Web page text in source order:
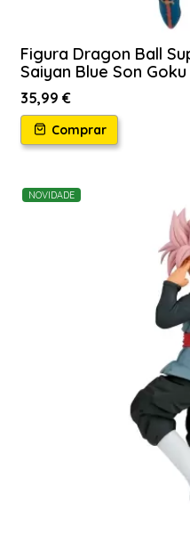
Figura Dragon Ball
Saiyan Blue Son
35,99 €
Comprar
NOVIDADE